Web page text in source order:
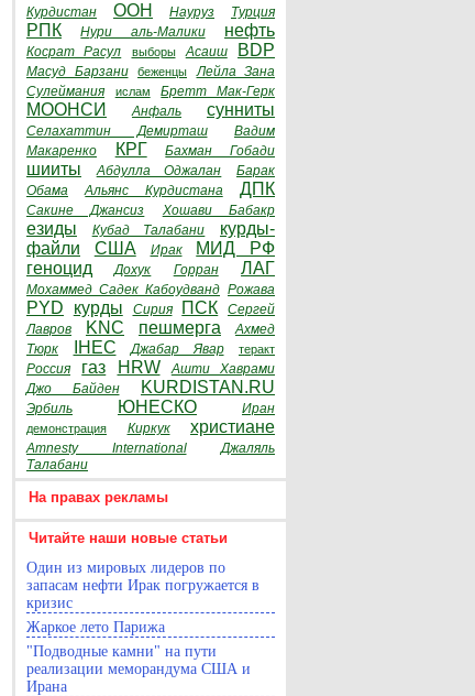
Курдистан ООН Науруз Турция
РПК Нури аль-Малики нефть
Косрат Расул выборы Асаиш BDP
Масуд Барзани беженцы
Лейла Зана
Сулеймания
ислам Бретт Мак-Герк
МООНСИ Анфаль сунниты
Селахаттин Демирташ
Вадим
Макаренко
КРГ Бахман Гобади
шииты Абдулла Оджалан
Барак
Обама
Альянс Курдистана ДПК
Сакине Джансиз Хошави Бабакр
езиды Кубад Талабани
курды-
файли
США Ирак
МИД РФ
геноцид
Дохук Горран ЛАГ
Мохаммед Садек Кабоудванд Рожава
PYD курды Сирия ПСК
Сергей
Лавров
KNC пешмерга
Ахмед
Тюрк
IHEC Джабар Явар теракт
Россия газ HRW
Ашти Хаврами
Джо Байден
KURDISTAN.RU
Эрбиль ЮНЕСКО Иран
демонстрация Киркук христиане
Amnesty International
Джаляль
Талабани
На правах рекламы
Читайте наши новые статьи
Один из мировых лидеров по
запасам нефти Ирак погружается в
кризис
Жаркое лето Парижа
"Подводные камни" на пути
реализации меморандума США и
Ирана